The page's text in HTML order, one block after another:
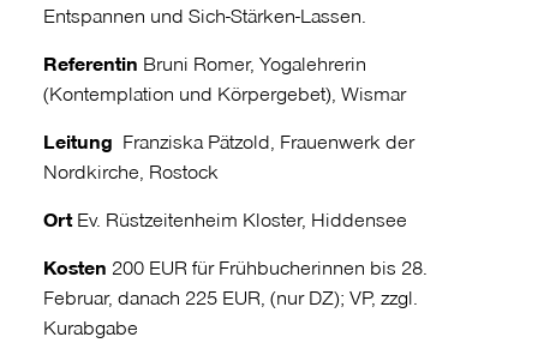
Entspannen und Sich-Stärken-Lassen.
Referentin Bruni Romer, Yogalehrerin
(Kontemplation und Körpergebet), Wismar
Leitung Franziska Pätzold, Frauenwerk der
Nordkirche, Rostock
OrtEv. Rüstzeitenheim Kloster, Hiddensee
Kosten 200 EUR für Frühbucherinnen bis 28.
Februar, danach 225 EUR, (nur DZ); VP, zzgl.
Kurabgabe